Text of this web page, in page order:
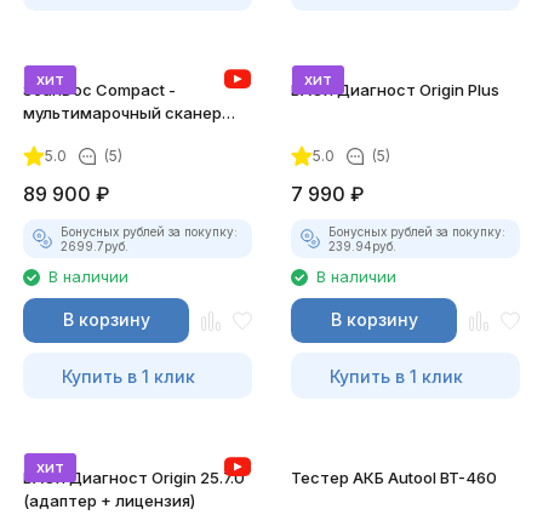
хит
ScanDoc Compact -
мультимарочный сканер
5.0 (5)
89 900 ₽
Бонусных рублей за покупку:
2699.7руб.
В наличии
В корзину
Купить в 1 клик
хит
ВАСЯ Диагност Origin Plus
5.0 (5)
7 990 ₽
Бонусных рублей за покупку:
239.94руб.
В наличии
В корзину
Купить в 1 клик
хит
ВАСЯ Диагност Origin 25.7.0
(адаптер + лицензия)
Тестер АКБ Autool BT-460